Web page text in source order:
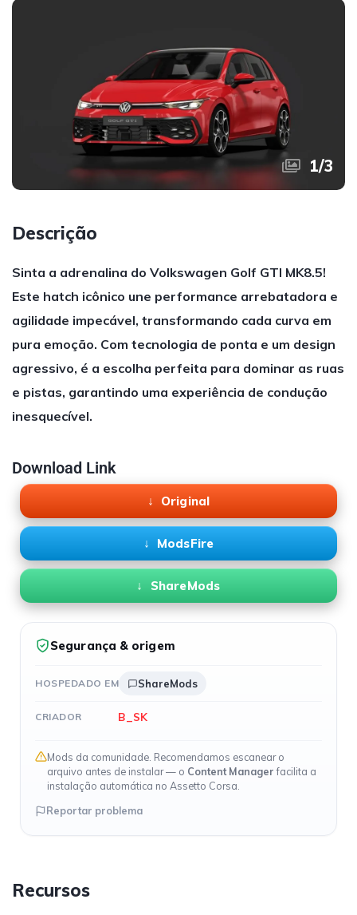
1/3
Descrição
Sinta a adrenalina do Volkswagen Golf GTI MK8.5!
Este hatch icônico une performance arrebatadora e
agilidade impecável, transformando cada curva em
pura emoção. Com tecnologia de ponta e um design
agressivo, é a escolha perfeita para dominar as ruas
e pistas, garantindo uma experiência de condução
inesquecível.
Download Link
Original
ModsFire
ShareMods
Segurança & origem
HOSPEDADO EM ShareMods
CRIADOR B_SK
Mods da comunidade. Recomendamos escanear o
arquivo antes de instalar — o Content Managerfacilita a
instalação automática no Assetto Corsa.
Reportar problema
Recursos